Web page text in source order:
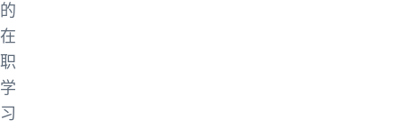
的
在
职
学
习